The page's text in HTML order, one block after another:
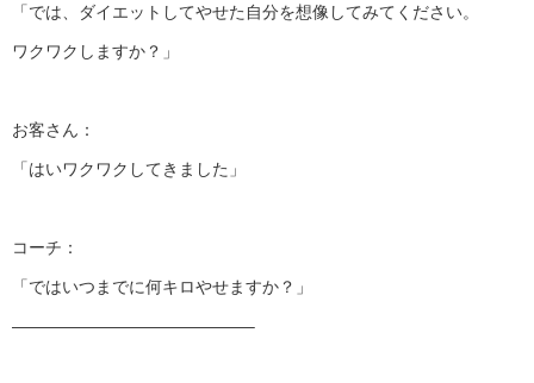
「では、ダイエットしてやせた自分を想像してみてください。
ワクワクしますか？」
お客さん：
「はいワクワクしてきました」
コーチ：
「ではいつまでに何キロやせますか？」
——————————————–